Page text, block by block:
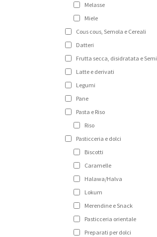
Melasse
Miele
Cous cous, Semola e Cereali
Datteri
Frutta secca, disidratata e Semi
Latte e derivati
Legumi
Pane
Pasta e Riso
Riso
Pasticceria e dolci
Biscotti
Caramelle
Halawa/Halva
Lokum
Merendine e Snack
Pasticceria orientale
Preparati per dolci